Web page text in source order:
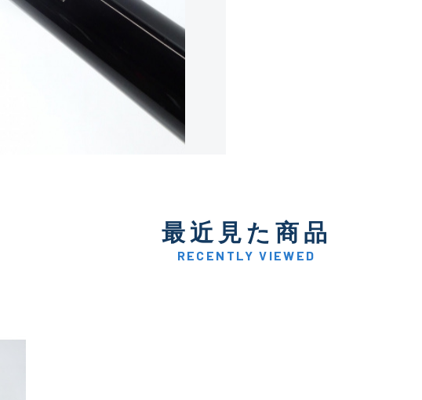
悪
C-
い品
最近見た商品
RECENTLY VIEWED